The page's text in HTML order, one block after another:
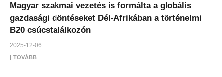
Magyar szakmai vezetés is formálta a globális
gazdasági döntéseket Dél-Afrikában a történelmi
B20 csúcstalálkozón
2025-12-06
TOVÁBB